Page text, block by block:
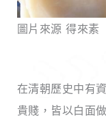
圖片來源 得來素
在清朝歷史中有
貴賤，皆以白面